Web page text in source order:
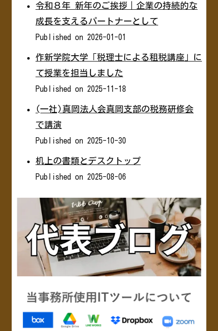
令和８年 新年のご挨拶｜企業の持続的な
成長を支えるパートナーとして
Published on 2026-01-01
作新学院大学「税理士による租税講座」に
て授業を担当しました
Published on 2025-11-18
(一社)真岡法人会真岡支部の税務研修会
で講演
Published on 2025-10-30
机上の書類とデスクトップ
Published on 2025-08-06